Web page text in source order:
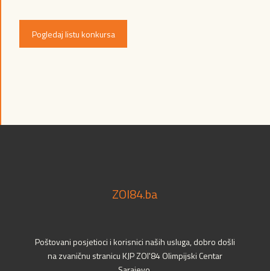
Pogledaj listu konkursa
ZOI84.ba
Poštovani posjetioci i korisnici naših usluga, dobro došli
na zvaničnu stranicu KJP ZOI'84 Olimpijski Centar